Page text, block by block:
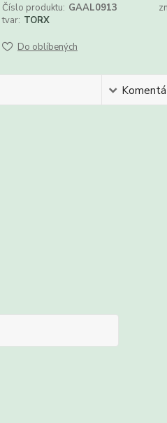
Číslo produktu: GAAL0913
tvar: TORX
Do oblíbených